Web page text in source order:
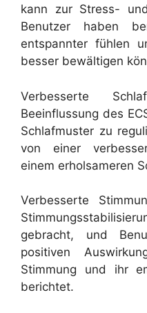
kann zur Stress-
Benutzer haben
entspannter fühlen
besser bewältigen
Verbesserte
Beeinflussung des
Schlafmuster zu
von einer
einem erholsameren
Verbesserte
gebracht, und
positiven
Stimmung und ihr
berichtet.